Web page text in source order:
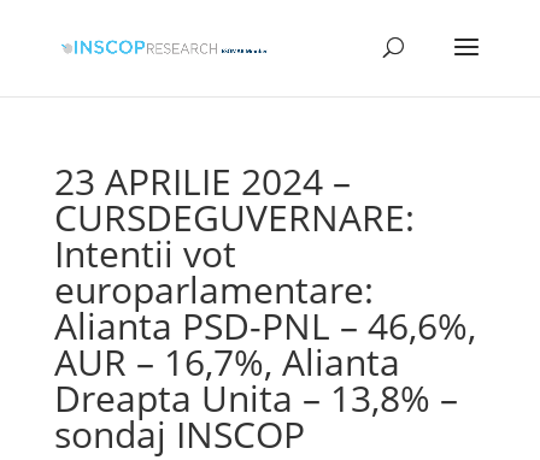
23 APRILIE 2024 –
CURSDEGUVERNARE:
Intentii vot
europarlamentare:
Alianta PSD-PNL – 46,6%,
AUR – 16,7%, Alianta
Dreapta Unita – 13,8% –
sondaj INSCOP